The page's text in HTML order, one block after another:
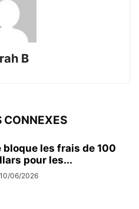
B
CONNEXES
bloque les frais de 100
pour les...
10/06/2026